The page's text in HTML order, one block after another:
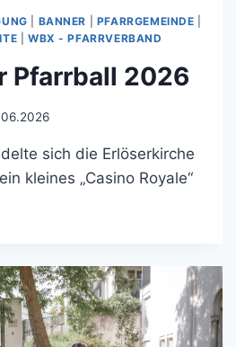
BANNER PFARRGEMEINDE
WBX - PFARRVERBAND
Pfarrball 2026
sich die Erlöserkirche
kleines „Casino Royale“